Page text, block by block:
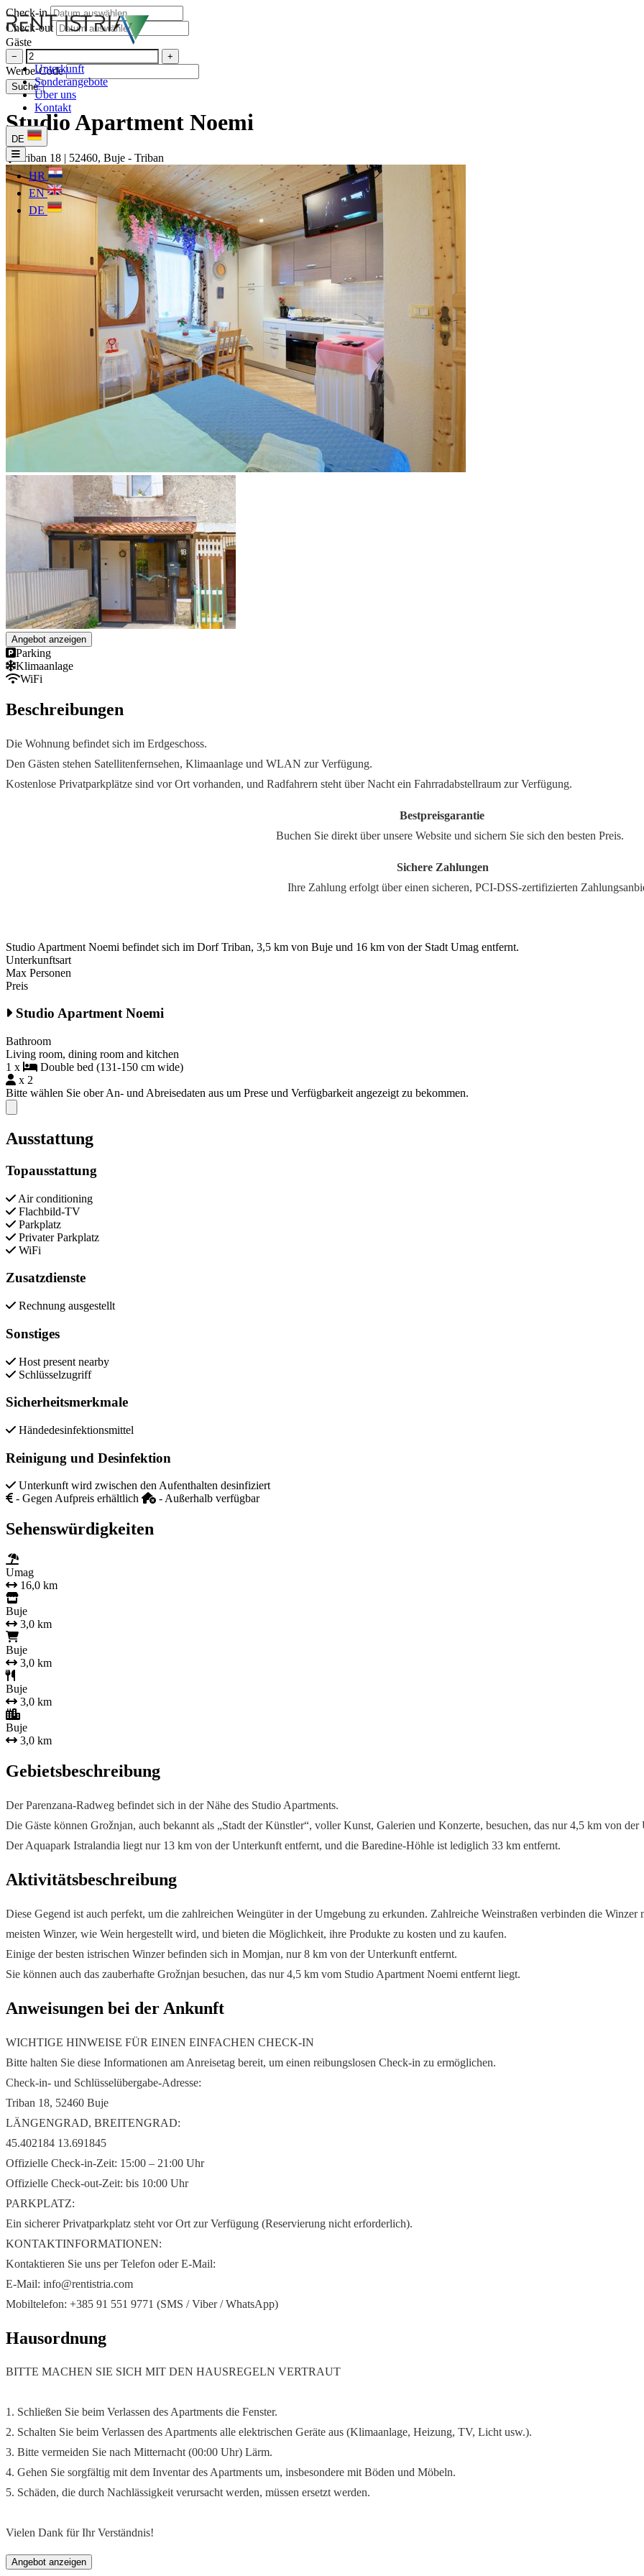
Unterkunft
Sonderangebote
Über uns
Kontakt
DE
HR
EN
DE
Check-in
Check-out
Gäste
− +
Werbe-Code
Suche
Studio Apartment Noemi
Triban 18 | 52460, Buje - Triban
Angebot anzeigen
Parking
Klimaanlage
WiFi
Beschreibungen
Die Wohnung befindet sich im Erdgeschoss.
Den Gästen stehen Satellitenfernsehen, Klimaanlage und WLAN zur Verfügung.
Kostenlose Privatparkplätze sind vor Ort vorhanden, und Radfahrern steht über Nacht ein Fahrradabstellraum zur Verfügung.
Bestpreisgarantie
Buchen Sie direkt über unsere Website und sichern Sie sich den besten Preis.
Sichere Zahlungen
Ihre Zahlung erfolgt über einen sicheren, PCI-DSS-zertifizierten
Studio Apartment Noemi befindet sich im Dorf Triban, 3,5 km von Buje und 16 km von der Stadt Umag entfernt.
Unterkunftsart
Max Personen
Preis
Studio Apartment Noemi
Bathroom
Living room, dining room and kitchen
1 x
Double bed (131-150 cm wide)
x 2
Bitte wählen Sie ober An- und Abreisedaten aus um Prese und Verfügbarkeit angezeigt zu bekommen.
Close modal
Ausstattung
Topausstattung
Air conditioning
Flachbild-TV
Parkplatz
Privater Parkplatz
WiFi
Zusatzdienste
Rechnung ausgestellt
Sonstiges
Host present nearby
Schlüsselzugriff
Sicherheitsmerkmale
Händedesinfektionsmittel
Reinigung und Desinfektion
Unterkunft wird zwischen den Aufenthalten desinfiziert
- Gegen Aufpreis erhältlich
- Außerhalb verfügbar
Sehenswürdigkeiten
Umag
16,0 km
Buje
3,0 km
Buje
3,0 km
Buje
3,0 km
Buje
3,0 km
Gebietsbeschreibung
Der Parenzana-Radweg befindet sich in der Nähe des Studio Apartments.
Die Gäste können Grožnjan, auch bekannt als „Stadt der Künstler“, voller Kunst, Galerien und Konzerte, besuchen, das nur 4,5 km von
Der Aquapark Istralandia liegt nur 13 km von der Unterkunft entfernt, und die Baredine-Höhle ist lediglich 33 km entfernt.
Aktivitätsbeschreibung
Diese Gegend ist auch perfekt, um die zahlreichen Weingüter in der Umgebung zu erkunden. Zahlreiche Weinstraßen verbinden die
meisten Winzer, wie Wein hergestellt wird, und bieten die Möglichkeit, ihre Produkte zu kosten und zu kaufen.
Einige der besten istrischen Winzer befinden sich in Momjan, nur 8 km von der Unterkunft entfernt.
Sie können auch das zauberhafte Grožnjan besuchen, das nur 4,5 km vom Studio Apartment Noemi entfernt liegt.
Anweisungen bei der Ankunft
WICHTIGE HINWEISE FÜR EINEN EINFACHEN CHECK-IN
Bitte halten Sie diese Informationen am Anreisetag bereit, um einen reibungslosen Check-in zu ermöglichen.
Check-in- und Schlüsselübergabe-Adresse:
Triban 18, 52460 Buje
LÄNGENGRAD, BREITENGRAD:
45.402184 13.691845
Offizielle Check-in-Zeit: 15:00 – 21:00 Uhr
Offizielle Check-out-Zeit: bis 10:00 Uhr
PARKPLATZ:
Ein sicherer Privatparkplatz steht vor Ort zur Verfügung (Reservierung nicht erforderlich).
KONTAKTINFORMATIONEN:
Kontaktieren Sie uns per Telefon oder E-Mail:
E-Mail: info@rentistria.com
Mobiltelefon: +385 91 551 9771 (SMS / Viber / WhatsApp)
Hausordnung
BITTE MACHEN SIE SICH MIT DEN HAUSREGELN VERTRAUT
1. Schließen Sie beim Verlassen des Apartments die Fenster.
2. Schalten Sie beim Verlassen des Apartments alle elektrischen Geräte aus (Klimaanlage, Heizung, TV, Licht usw.).
3. Bitte vermeiden Sie nach Mitternacht (00:00 Uhr) Lärm.
4. Gehen Sie sorgfältig mit dem Inventar des Apartments um, insbesondere mit Böden und Möbeln.
5. Schäden, die durch Nachlässigkeit verursacht werden, müssen ersetzt werden.
Vielen Dank für Ihr Verständnis!
Angebot anzeigen